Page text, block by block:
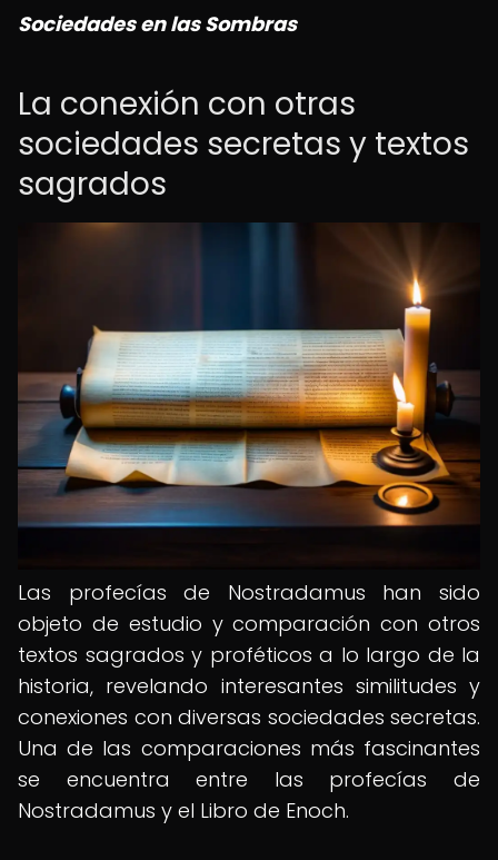
Sociedades en las Sombras
La conexión con otras
sociedades secretas y textos
sagrados
Las profecías de Nostradamus han sido
objeto de estudio y comparación con otros
textos sagrados y proféticos a lo largo de la
historia, revelando interesantes similitudes y
conexiones con diversas sociedades secretas.
Una de las comparaciones más fascinantes
se encuentra entre las profecías de
Nostradamus y el Libro de Enoch.